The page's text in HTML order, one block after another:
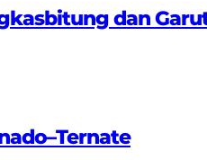
dan